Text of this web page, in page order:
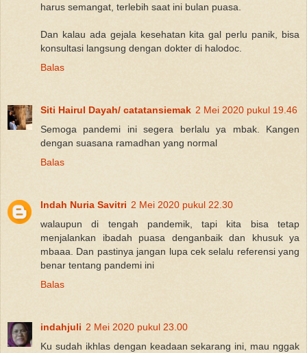
harus semangat, terlebih saat ini bulan puasa.
Dan kalau ada gejala kesehatan kita gal perlu panik, bisa
konsultasi langsung dengan dokter di halodoc.
Balas
Siti Hairul Dayah/ catatansiemak 2 Mei 2020 pukul 19.46
Semoga pandemi ini segera berlalu ya mbak. Kangen
dengan suasana ramadhan yang normal
Balas
Indah Nuria Savitri 2 Mei 2020 pukul 22.30
walaupun di tengah pandemik, tapi kita bisa tetap
menjalankan ibadah puasa denganbaik dan khusuk ya
mbaaa. Dan pastinya jangan lupa cek selalu referensi yang
benar tentang pandemi ini
Balas
indahjuli 2 Mei 2020 pukul 23.00
Ku sudah ikhlas dengan keadaan sekarang ini, mau nggak